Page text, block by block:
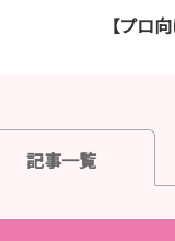
【プロ
記事一覧